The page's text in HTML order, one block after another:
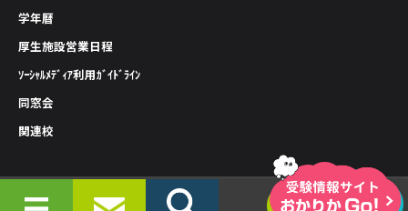
学年暦
厚生施設営業日程
ｿｰｼｬﾙﾒﾃﾞｨｱ利用ｶﾞｲﾄﾞﾗｲﾝ
同窓会
関連校
情報公開
プライバシーポリシー